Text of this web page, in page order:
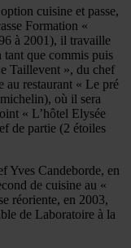
cuisine et passe,
Formation «
à 2001), il travaille
tant que commis puis
Taillevent », du chef
au restaurant « Le pré
où il sera
« L’hôtel Elysée
de partie (2 étoiles
Yves Candeborde, en
de cuisine au «
réoriente, en 2003,
de Laboratoire à la